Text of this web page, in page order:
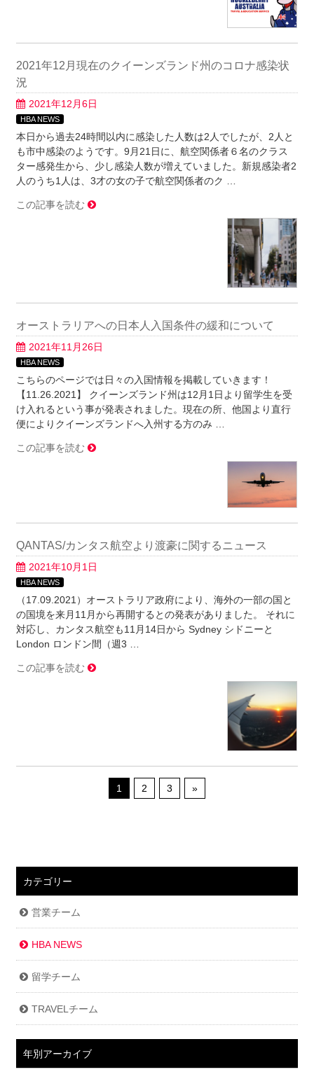
2021年12月現在のクイーンズランド州のコロナ感染状
況
2021年12月6日
HBA NEWS
本日から過去24時間以内に感染した人数は2人でしたが、2人と
も市中感染のようです。9月21日に、航空関係者６名のクラス
ター感発生から、少し感染人数が増えていました。新規感染者2
人のうち1人は、3才の女の子で航空関係者のク …
この記事を読む
オーストラリアへの日本人入国条件の緩和について
2021年11月26日
HBA NEWS
こちらのページでは日々の入国情報を掲載していきます！
【11.26.2021】 クイーンズランド州は12月1日より留学生を受
け入れるという事が発表されました。現在の所、他国より直行
便によりクイーンズランドへ入州する方のみ …
この記事を読む
QANTAS/カンタス航空より渡豪に関するニュース
2021年10月1日
HBA NEWS
（17.09.2021）オーストラリア政府により、海外の一部の国と
の国境を来月11月から再開するとの発表がありました。 それに
対応し、カンタス航空も11月14日から Sydney シドニーと
London ロンドン間（週3 …
この記事を読む
1 2 3 »
カテゴリー
営業チーム
HBA NEWS
留学チーム
TRAVELチーム
年別アーカイブ